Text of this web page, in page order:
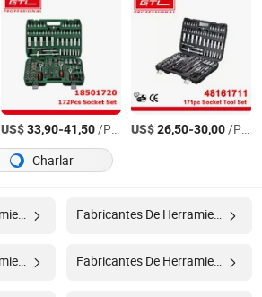
US$33,90-41,50/Pieza US$26,50-30,00/Pieza
Charlar
Fabricantes De Herramienta De Nivel Fabricantes De Herramienta
Fabricantes De Herramientas Fabricantes De Herramienta De Máquina